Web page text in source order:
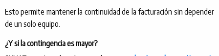
Esto permite mantener la continuidad de la facturación sin depender
de un solo equipo.
¿Y si la contingencia es mayor?